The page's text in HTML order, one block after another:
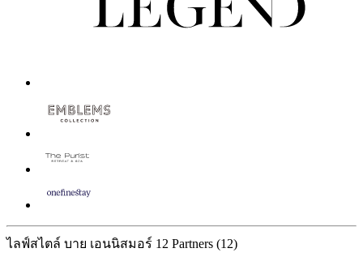
ไลฟ์สไตล์ บาย เอนนิสมอร์ 12 Partners (12)